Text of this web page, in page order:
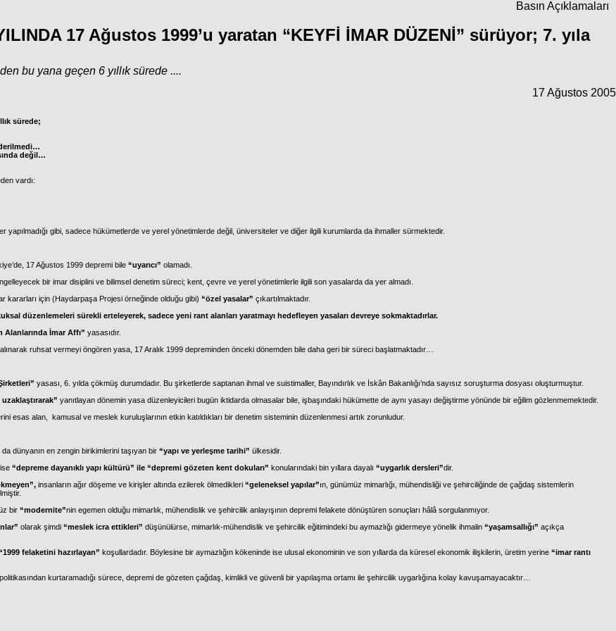
Basın Açıklamaları
17 Ağustos 1999’u yaratan “KEYFİ İMAR DÜZENİ” sürüyor; 7. yıla
bu yana geçen 6 yıllık sürede ....
17 Ağustos 2005
sürede;
değil…
vardı:
gibi, sadece hükümetlerde ve yerel yönetimlerde değil, üniversiteler ve diğer ilgili kurumlarda da ihmaller sürmektedir.
17 Ağustos 1999 depremi bile “uyarıcı” olamadı.
bir imar disiplini ve bilimsel denetim süreci; kent, çevre ve yerel yönetimlerle ilgili son yasalarda da yer almadı.
kararları için (Haydarpaşa Projesi örneğinde olduğu gibi) “özel yasalar” çıkartılmaktadır.
düzenlemeleri sürekli erteleyerek, sadece yeni rant alanları yaratmayı hedefleyen yasaları devreye sokmaktadırlar.
Alanlarında İmar Affı” yasasıdır.
ruhsat vermeyi öngören yasa, 17 Aralık 1999 depreminden önceki dönemden bile daha geri bir süreci başlatmaktadır…
yasası, 6. yılda çökmüş durumdadır. Bu şirketlerde saptanan ihmal ve suistimaller, Bayındırlık ve İskân Bakanlığı’nda sayısız soruşturma dosyası oluşturmuştur.
yanıtlayan dönemin yasa düzenleyicileri bugün iktidarda olmasalar bile, işbaşındaki hükümette de aynı yasayı değiştirme yönünde bir eğilim gözlenmemektedir.
esas alan,
kamusal ve meslek kuruluşlarının etkin katıldıkları bir denetim sisteminin düzenlenmesi artık zorunludur.
dünyanın en zengin birikimlerini taşıyan bir “yapı ve yerleşme tarihi” ülkesidir.
“depreme dayanıklı yapı kültürü” ile “depremi gözeten kent dokuları” konularındaki bin yıllara dayalı “uygarlık dersleri”dir.
insanların ağır döşeme ve kirişler altında ezilerek ölmedikleri “geleneksel yapılar”ın, günümüz mimarlığı, mühendisliği ve şehirciliğinde de çağdaş sistemlerin
bir “modernite”nin egemen olduğu mimarlık, mühendislik ve şehircilik anlayışının depremi felakete dönüştüren sonuçları hâlâ sorgulanmıyor.
olarak şimdi “meslek icra ettikleri” düşünülürse, mimarlık-mühendislik ve şehircilik eğitimindeki bu aymazlığı gidermeye yönelik ihmalin “yaşamsallığı” açıkça
felaketini hazırlayan” koşullardadır. Böylesine bir aymazlığın kökeninde ise ulusal ekonominin ve son yıllarda da küresel ekonomik ilişkilerin, üretim yerine “imar rantı
politikasından kurtaramadığı sürece, depremi de gözeten çağdaş, kimlikli ve güvenli bir yapılaşma ortamı ile şehircilik uygarlığına kolay kavuşamayacaktır…